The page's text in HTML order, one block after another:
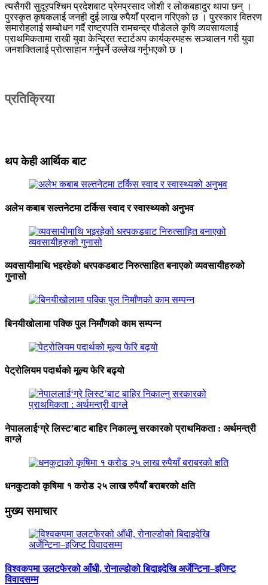
त्यसैगरी सुदूरपश्चिम प्रदेशबाट प्रेमप्रसाद जोशी र लोकबहादुर थापा छन् ।
पुरस्कृत कृषकलाई जनही दुई लाख रुपैयाँ प्रदान गरिएको छ । पुरस्कार वितरण
समारोहलाई सम्बोधन गर्दै राष्ट्रपति रामचन्द्र पौडेलले कृषि व्यवसायलाई
प्राथमिकतामा राखी युवा केन्द्रित स्टार्टअप कार्यक्रमहरू सञ्चालन गरी युवा
जनशक्तिलाई प्रोत्साहान गर्नुपर्ने उल्लेख गर्नुभएको छ ।
प्रतिक्रिया
थप केही आर्थिक बाट
अलेभ कबाब सल्तनेटमा टर्किस स्वाद र स्वास्थ्यको अनुभव
व्यवसायीमाथि भइरहेको धरपकडबाट निरुत्साहित बनाएको व्यवसायीहरुको
गुनासो
बिनयीखोलामा पक्कि पुल निर्माँणको काम सम्पन्न
पेट्रोलियम पदार्थको मूल्य फेरि बढ्यो
नेपाललाई‘ग्रे लिस्ट’बाट बाहिर निकाल्नु सरकारको प्राथमिकता : अर्थमन्त्री
वाग्ले
धनकुटाको कृषिमा १ करोड २५ लाख रुपैयाँ बराबरको क्षति
मुख्य समाचार
विश्वकपमा उलटफेरको आँधी, रोनाल्डोको बिदाइदेखि अर्जेन्टिना–इजिप्ट
विवादसम्म